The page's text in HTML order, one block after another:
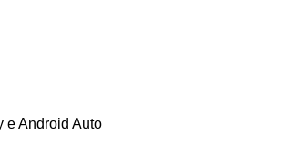
e Android Auto